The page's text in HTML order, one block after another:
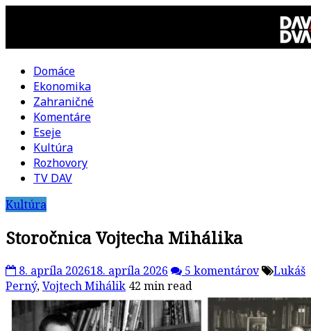
DAV
DVA
kultúrno-
politická
revue
Domáce
Ekonomika
Zahraničné
Komentáre
Eseje
Kultúra
Rozhovory
TV DAV
Kultúra
Storočnica Vojtecha Mihálika
8. apríla 202618. apríla 2026 5 komentárov
Lukáš
Perný,Vojtech Mihálik 42 min read